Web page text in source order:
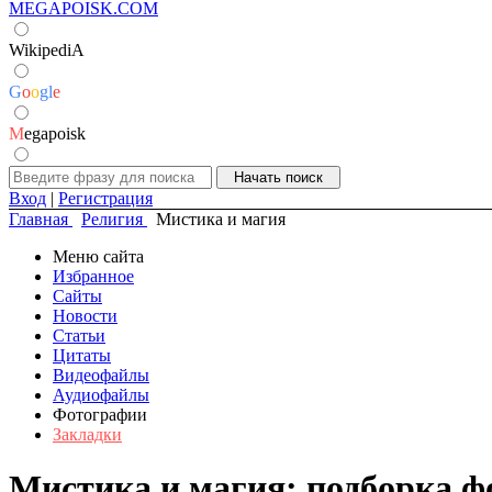
MEGAPOISK.COM
WikipediA
Google
Megapoisk
Вход | Регистрация
Главная
Религия
Мистика и магия
Меню сайта
Избранное
Сайты
Новости
Статьи
Цитаты
Видеофайлы
Аудиофайлы
Фотографии
Закладки